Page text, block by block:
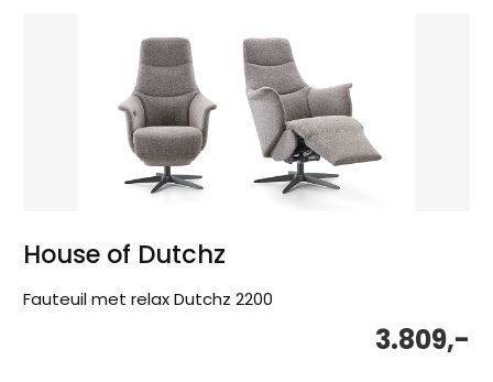
House of Dutchz
Fauteuil met relax Dutchz 2200
3.809,-